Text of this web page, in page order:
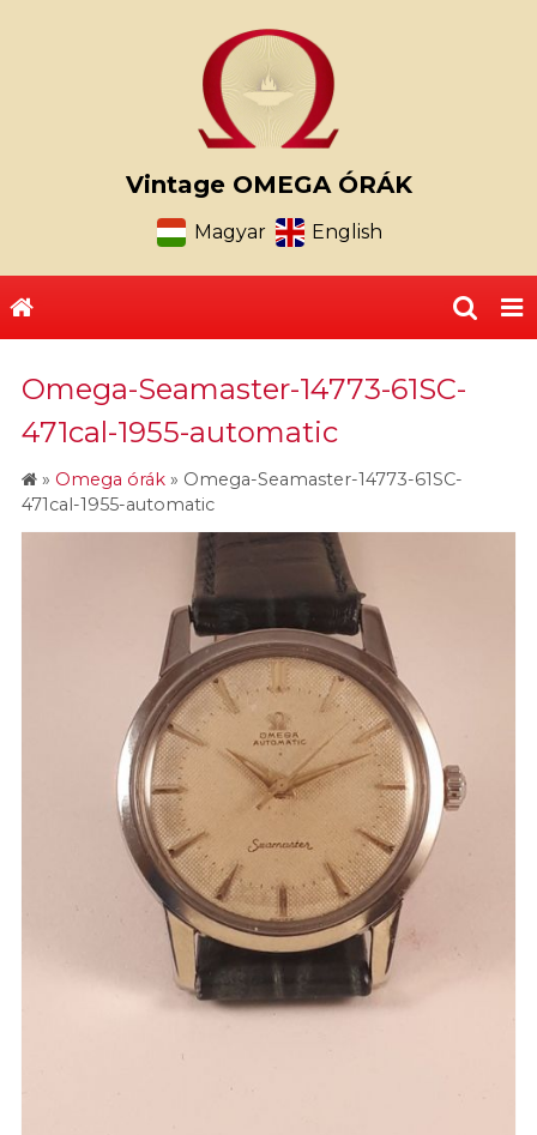
Vintage OMEGA ÓRÁK
Magyar English
Omega-Seamaster-14773-61SC-
471cal-1955-automatic
» Omega órák » Omega-Seamaster-14773-61SC-
471cal-1955-automatic